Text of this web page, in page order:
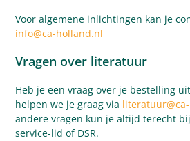
Voor algemene inlichtingen kan je
info@ca-holland.nl
Vragen over literatuur
Heb je een vraag over je bestelling
helpen we je graag via
andere vragen kun je altijd terecht
service-lid of DSR.